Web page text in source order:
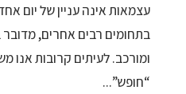
עצמאות אינה עניין של יום
בתחומים רבים אחרים,
ומורכב. לעיתים קרובות אנו
“חופש”...